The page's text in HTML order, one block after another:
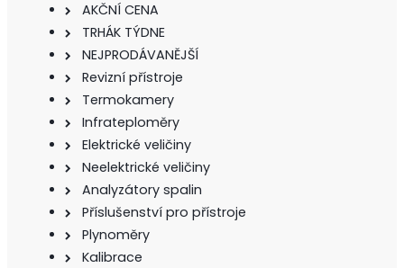
AKČNÍ CENA
TRHÁK TÝDNE
NEJPRODÁVANĚJŠÍ
Revizní přístroje
Termokamery
Infrateploměry
Elektrické veličiny
Neelektrické veličiny
Analyzátory spalin
Příslušenství pro přístroje
Plynoměry
Kalibrace